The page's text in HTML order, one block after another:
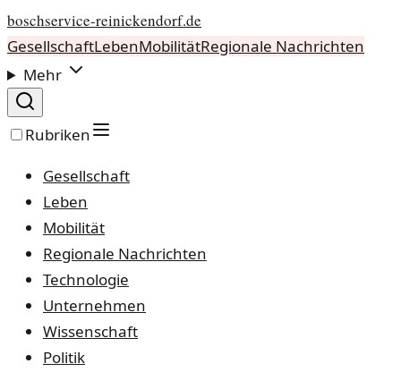
boschservice-reinickendorf.de
GesellschaftLebenMobilitätRegionale Nachrichten
Mehr
Rubriken
Gesellschaft
Leben
Mobilität
Regionale Nachrichten
Technologie
Unternehmen
Wissenschaft
Politik